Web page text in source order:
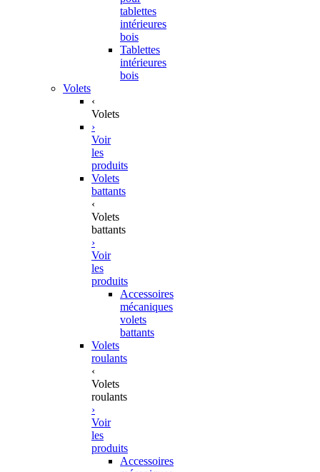
tablettes
intérieures
bois
Tablettes
intérieures
bois
Volets
‹
Volets
›
Voir
les
produits
Volets
battants
‹
Volets
battants
›
Voir
les
produits
Accessoires
mécaniques
volets
battants
Volets
roulants
‹
Volets
roulants
›
Voir
les
produits
Accessoires